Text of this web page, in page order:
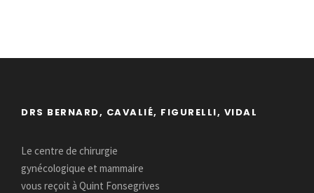
DRS BERNARD, CAVALIÉ, FIGURELLI, VIDAL
Le centre de chirurgie
gynécologique et mammaire
vous reçoit à Quint Fonsegrives